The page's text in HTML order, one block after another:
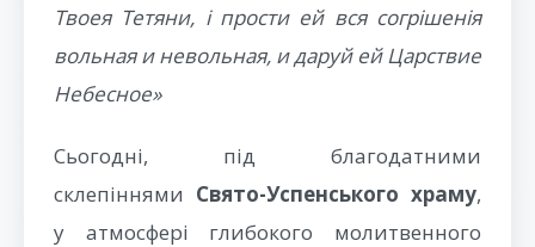
Твоея Тетяни, і прости ей вся согрішенія
вольная и невольная, и даруй ей Царствие
Небесное»
Сьогодні, під благодатними
склепіннями Свято-Успенського храму,
у атмосфері глибокого молитвенного